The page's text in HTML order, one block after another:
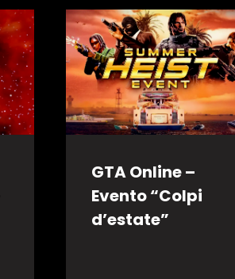
GTA Online –
Evento “Colpi
d’estate”